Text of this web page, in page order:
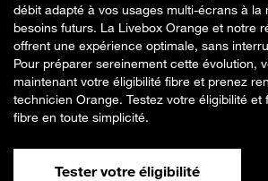
débit adapté à vos usages multi-écrans à la
besoins futurs. La Livebox Orange et notre
offrent une expérience optimale, sans
Pour préparer sereinement cette évolution,
maintenant votre éligibilité fibre et prenez
technicien Orange. Testez votre éligibilité et
fibre en toute simplicité.
Tester votre éligibilité